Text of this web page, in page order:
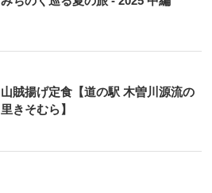
山賊揚げ定食【道の駅 木曽川源流の
里きそむら】